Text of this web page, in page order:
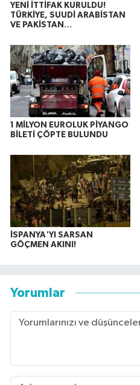
YENİ İTTİFAK KURULDU!
TÜRKİYE, SUUDİ ARABİSTAN
VE PAKİSTAN…
1 MİLYON EUROLUK PİYANGO
BİLETİ ÇÖPTE BULUNDU
İSPANYA'YI SARSAN
GÖÇMEN AKINI!
Yorumlar